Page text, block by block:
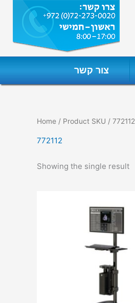
content
צור קשר
Home / Product SKU / 772112
772112
Showing the single result